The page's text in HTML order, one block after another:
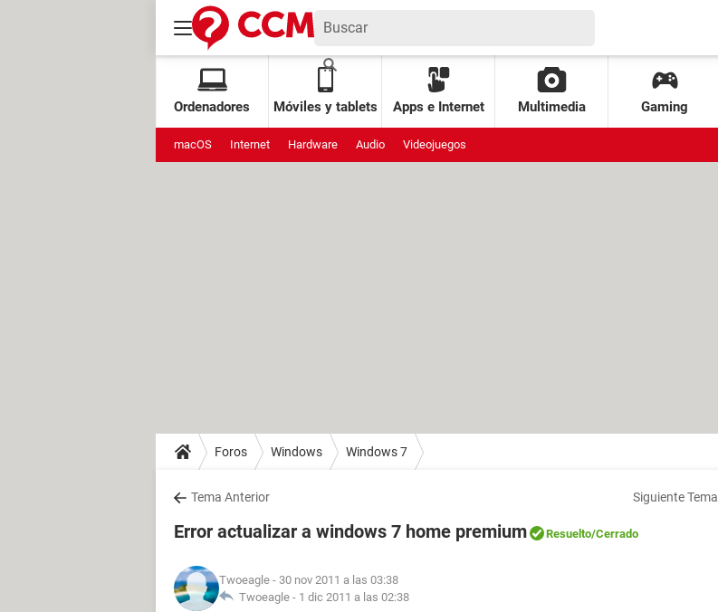
Ordenadores Móviles y tablets Apps e Internet Multimedia Gaming
macOS Internet Hardware Audio Videojuegos
Foros Windows Windows 7
Tema Anterior Siguiente Tema
Error actualizar a windows 7 home premium Resuelto/Cerrado
Twoeagle - 30 nov 2011 a las 03:38
Twoeagle - 1 dic 2011 a las 02:38